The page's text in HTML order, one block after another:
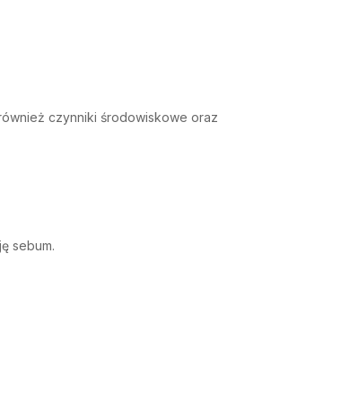
czynniki środowiskowe oraz
sebum.